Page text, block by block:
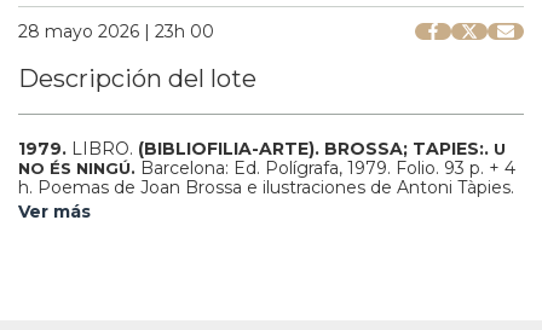
28 mayo 2026 | 23h 00
Descripción del lote
1979. LIBRO. (BIBLIOFILIA-ARTE). BROSSA; TAPIES:. U
NO ÉS NINGÚ. Barcelona: Ed. Polígrafa, 1979. Folio. 93 p. + 4
h. Poemas de Joan Brossa e ilustraciones de Antoni Tàpies.
La "suite" de dibujos realizada de 1950 a 1951 (p. 65 a 95),
Ver más